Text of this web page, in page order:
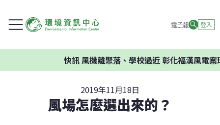
電子報 登入
快訊風機離聚落、學校過近 彰化福漢風電案環
2019年11月18日
風場怎麼選出來的？